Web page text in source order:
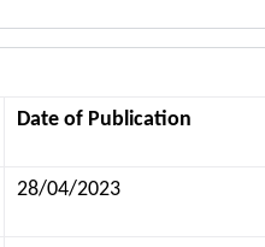
Date of Publication
28/04/2023